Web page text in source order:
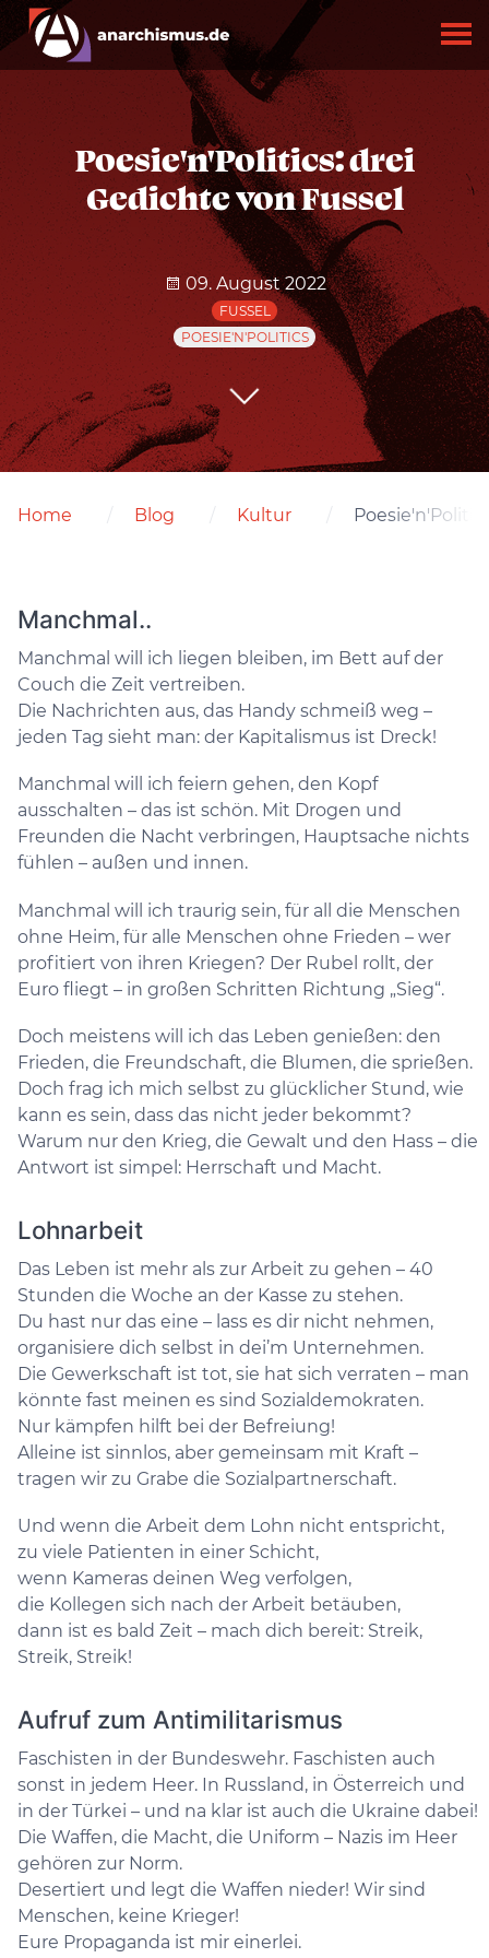
Poesie'n'Politics: drei
Gedichte von Fussel
09. August 2022
FUSSEL
POESIE'N'POLITICS
Home Blog Kultur
Manchmal..
Manchmal will ich liegen bleiben, im Bett auf der
Couch die Zeit vertreiben.
Die Nachrichten aus, das Handy schmeiß weg –
jeden Tag sieht man: der Kapitalismus ist Dreck!
Manchmal will ich feiern gehen, den Kopf
ausschalten – das ist schön. Mit Drogen und
Freunden die Nacht verbringen, Hauptsache nichts
fühlen – außen und innen.
Manchmal will ich traurig sein, für all die Menschen
ohne Heim, für alle Menschen ohne Frieden – wer
profitiert von ihren Kriegen? Der Rubel rollt, der
Euro fliegt – in großen Schritten Richtung „Sieg“.
Doch meistens will ich das Leben genießen: den
Frieden, die Freundschaft, die Blumen, die sprießen.
Doch frag ich mich selbst zu glücklicher Stund, wie
kann es sein, dass das nicht jeder bekommt?
Warum nur den Krieg, die Gewalt und den Hass – die
Antwort ist simpel: Herrschaft und Macht.
Lohnarbeit
Das Leben ist mehr als zur Arbeit zu gehen – 40
Stunden die Woche an der Kasse zu stehen.
Du hast nur das eine – lass es dir nicht nehmen,
organisiere dich selbst in dei’m Unternehmen.
Die Gewerkschaft ist tot, sie hat sich verraten – man
könnte fast meinen es sind Sozialdemokraten.
Nur kämpfen hilft bei der Befreiung!
Alleine ist sinnlos, aber gemeinsam mit Kraft –
tragen wir zu Grabe die Sozialpartnerschaft.
Und wenn die Arbeit dem Lohn nicht entspricht,
zu viele Patienten in einer Schicht,
wenn Kameras deinen Weg verfolgen,
die Kollegen sich nach der Arbeit betäuben,
dann ist es bald Zeit – mach dich bereit: Streik,
Streik, Streik!
Aufruf zum Antimilitarismus
Faschisten in der Bundeswehr. Faschisten auch
sonst in jedem Heer. In Russland, in Österreich und
in der Türkei – und na klar ist auch die Ukraine dabei!
Die Waffen, die Macht, die Uniform – Nazis im Heer
gehören zur Norm.
Desertiert und legt die Waffen nieder! Wir sind
Menschen, keine Krieger!
Eure Propaganda ist mir einerlei.